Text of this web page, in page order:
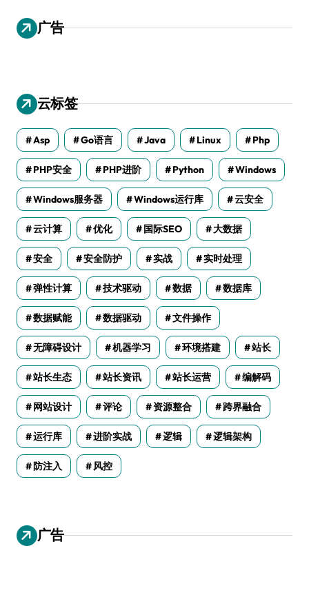
广告
云标签
Asp Go语言 Java Linux Php
PHP安全 PHP进阶 Python Windows
Windows服务器 Windows运行库 云安全
云计算 优化 国际SEO 大数据
安全 安全防护 实战 实时处理
弹性计算 技术驱动 数据 数据库
数据赋能 数据驱动 文件操作
无障碍设计 机器学习 环境搭建 站长
站长生态 站长资讯 站长运营 编解码
网站设计 评论 资源整合 跨界融合
运行库 进阶实战 逻辑 逻辑架构
防注入 风控
广告